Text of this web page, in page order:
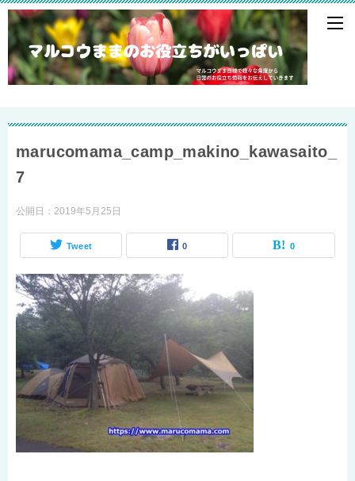
marucomama_camp_makino_kawasaito_
7
公開日： 2019年5月25日
Tweet 0 0